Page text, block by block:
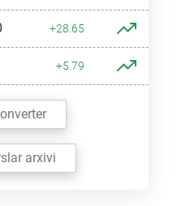
+28.65
+5.79
arxivi